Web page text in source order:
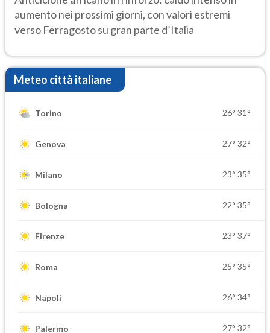
aumento nei prossimi giorni, con valori estremi
verso Ferragosto su gran parte d’Italia
Meteo città italiane
Torino 26° 31°
Genova 27° 32°
Milano 23° 35°
Bologna 22° 35°
Firenze 23° 37°
Roma 25° 35°
Napoli 26° 34°
Palermo 27° 32°